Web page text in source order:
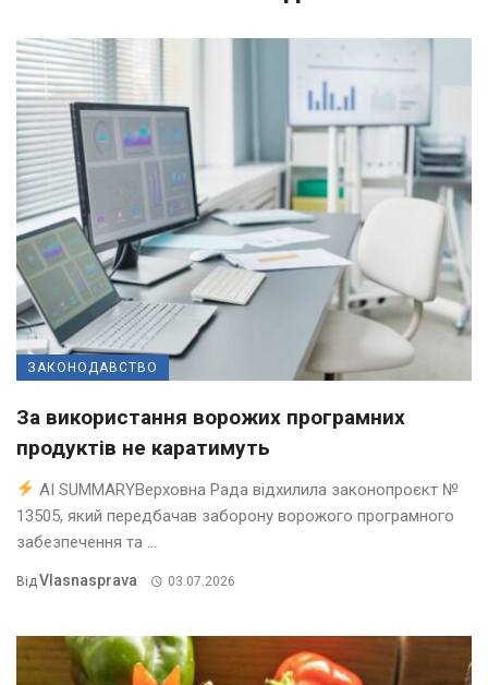
ЗАКОНОДАВСТВО
За використання ворожих програмних
продуктів не каратимуть
AI SUMMARYВерховна Рада відхилила законопроєкт №
13505, який передбачав заборону ворожого програмного
забезпечення та ...
ВідVlasnasprava 03.07.2026